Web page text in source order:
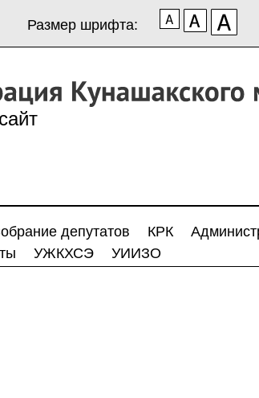
Размер шрифта:
депутатов КРК
УЖКХСЭ УИИЗО